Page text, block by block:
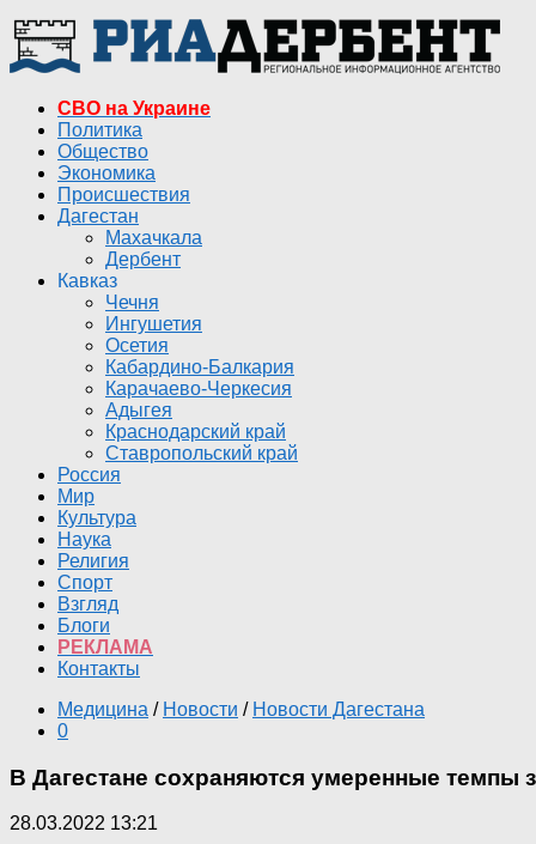
СВО на Украине
Политика
Общество
Экономика
Происшествия
Дагестан
Махачкала
Дербент
Кавказ
Чечня
Ингушетия
Осетия
Кабардино-Балкария
Карачаево-Черкесия
Адыгея
Краснодарский край
Ставропольский край
Россия
Мир
Культура
Наука
Религия
Спорт
Взгляд
Блоги
РЕКЛАМА
Контакты
Медицина / Новости / Новости Дагестана
0
В Дагестане сохраняются умеренные темпы
28.03.2022 13:21